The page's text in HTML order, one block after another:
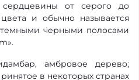
сердцевины от серого до
и обычно называется
черными полосами
амбровое дерево;
в некоторых странах